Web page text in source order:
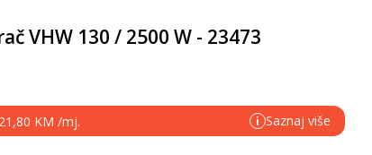
VHW 130 / 2500 W - 23473
KM /mj. i Saznaj više